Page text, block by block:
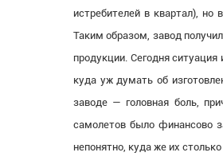
истребителей в квартал),
Таким образом, завод
продукции. Сегодня
куда уж думать об
заводе — головная боль,
самолетов было финансово
непонятно, куда же их